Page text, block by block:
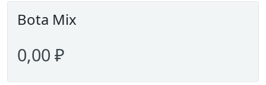
Bota Mix
0,00 ₽